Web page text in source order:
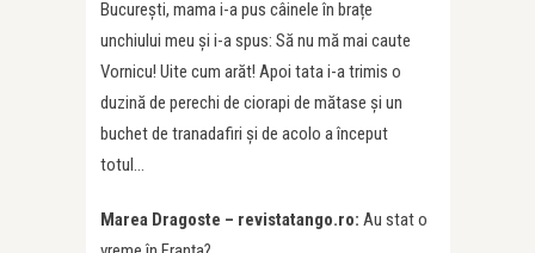
București, mama i-a pus câinele în brațe
unchiului meu și i-a spus: Să nu mă mai caute
Vornicu! Uite cum arăt! Apoi tata i-a trimis o
duzină de perechi de ciorapi de mătase și un
buchet de tranadafiri și de acolo a început
totul…
Marea Dragoste – revistatango.ro: Au stat o